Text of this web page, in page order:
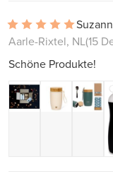
Aarle-Rixtel, NL(15
Schöne Produkte!